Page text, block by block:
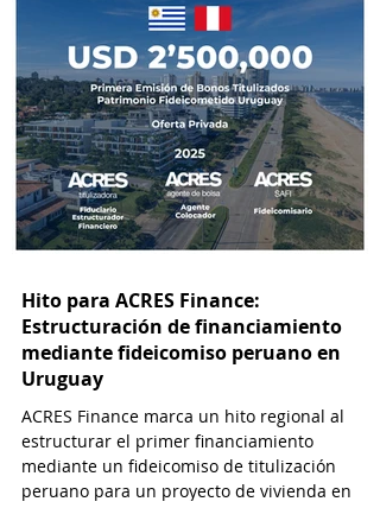
Hito para ACRES Finance:
Estructuración de financiamiento
mediante fideicomiso peruano en
Uruguay
ACRES Finance marca un hito regional al
estructurar el primer financiamiento
mediante un fideicomiso de titulización
peruano para un proyecto de vivienda en